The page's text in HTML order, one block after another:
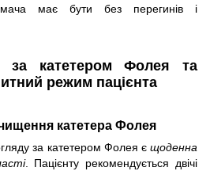
має бути без перегинів і
за катетером Фолея та
режим пацієнта
катетера Фолея
за катетером Фолея є щоденна
. Пацієнту рекомендується двічі